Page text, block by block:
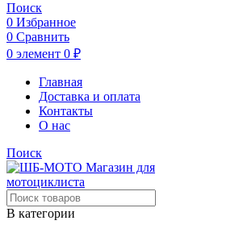
Поиск
0 Избранное
0 Сравнить
0 элемент 0 ₽
Главная
Доставка и оплата
Контакты
О нас
Поиск
В категории